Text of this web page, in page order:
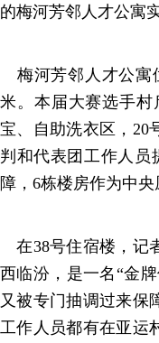
的梅河芳邻人才公寓
梅河芳邻人才公寓
米。本届大赛选手
宝、自助洗衣区，20
判和代表团工作人员
障，6栋楼房作为中央
在38号住宿楼，记
西临汾，是一名“金
又被专门抽调过来保
工作人员都有在亚运